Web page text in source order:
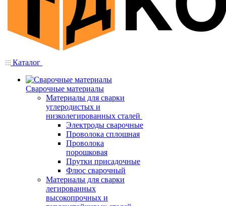
Каталог
Сварочные материалы
Материалы для сварки
углеродистых и
низколегированных сталей
Электроды сварочные
Проволока сплошная
Проволока
порошковая
Прутки присадочные
Флюс сварочный
Материалы для сварки
легированных
высокопрочных и